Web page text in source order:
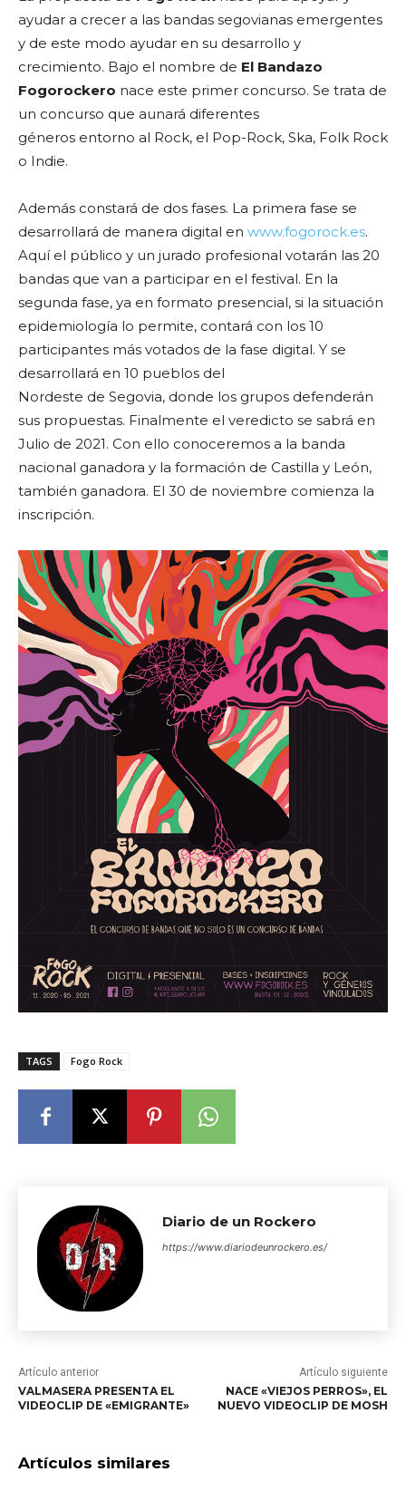
ayudar a crecer a las bandas segovianas emergentes
y de este modo ayudar en su desarrollo y
crecimiento. Bajo el nombre de El Bandazo
Fogorockero nace este primer concurso. Se trata de
un concurso que aunará diferentes
géneros entorno al Rock, el Pop-Rock, Ska, Folk Rock
o Indie.
Además constará de dos fases. La primera fase se
desarrollará de manera digital en www.fogorock.es.
Aquí el público y un jurado profesional votarán las 20
bandas que van a participar en el festival. En la
segunda fase, ya en formato presencial, si la situación
epidemiología lo permite, contará con los 10
participantes más votados de la fase digital. Y se
desarrollará en 10 pueblos del
Nordeste de Segovia, donde los grupos defenderán
sus propuestas. Finalmente el veredicto se sabrá en
Julio de 2021. Con ello conoceremos a la banda
nacional ganadora y la formación de Castilla y León,
también ganadora. El 30 de noviembre comienza la
inscripción.
TAGS Fogo Rock
Diario de un Rockero
https://www.diariodeunrockero.es/
Artículo anterior
VALMASERA PRESENTA EL
VIDEOCLIP DE «EMIGRANTE»
Artículo siguiente
NACE «VIEJOS PERROS», EL
NUEVO VIDEOCLIP DE MOSH
Artículos similares